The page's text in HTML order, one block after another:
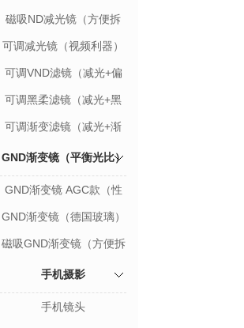
磁吸ND减光镜（方便拆
卸）
可调减光镜（视频利器）
可调VND滤镜（减光+偏
振）
可调黑柔滤镜（减光+黑
柔）
可调渐变滤镜（减光+渐
GND渐变镜（平衡光比）
GND渐变镜 AGC款（性
价比款）
GND渐变镜（德国玻璃）
磁吸GND渐变镜（方便拆
手机摄影
手机镜头